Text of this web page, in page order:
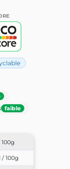
faible
100g
/ 100g